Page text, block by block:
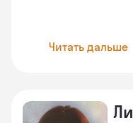
Читать дальше